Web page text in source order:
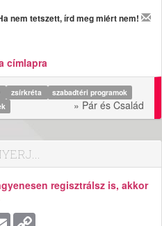
nem tetszett, írd meg miért nem!
címlapra
zsírkréta
szabadtéri programok
» Pár és Család
regisztrálsz is, akkor
Email